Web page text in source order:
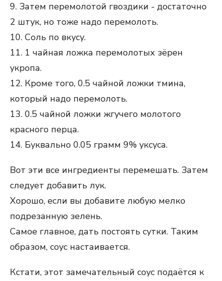
9. Затем перемолотой гвоздики - достаточно
2 штук, но тоже надо перемолоть.
10. Соль по вкусу.
11. 1 чайная ложка перемолотых зёрен
укропа.
12. Кроме того, 0.5 чайной ложки тмина,
который надо перемолоть.
13. 0.5 чайной ложки жгучего молотого
красного перца.
14. Буквально 0.05 грамм 9% уксуса.
Вот эти все ингредиенты перемешать. Затем
следует добавить лук.
Хорошо, если вы добавите любую мелко
подрезанную зелень.
Самое главное, дать постоять сутки. Таким
образом, соус настаивается.
Кстати, этот замечательный соус подаётся к